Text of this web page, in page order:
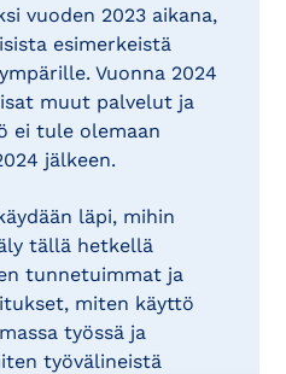
vuoden 2023 aikana,
esimerkeistä
Vuonna 2024
muut palvelut ja
ei tule olemaan
jälkeen.
läpi, mihin
tällä hetkellä
tunnetuimmat ja
miten käyttö
työssä ja
työvälineistä